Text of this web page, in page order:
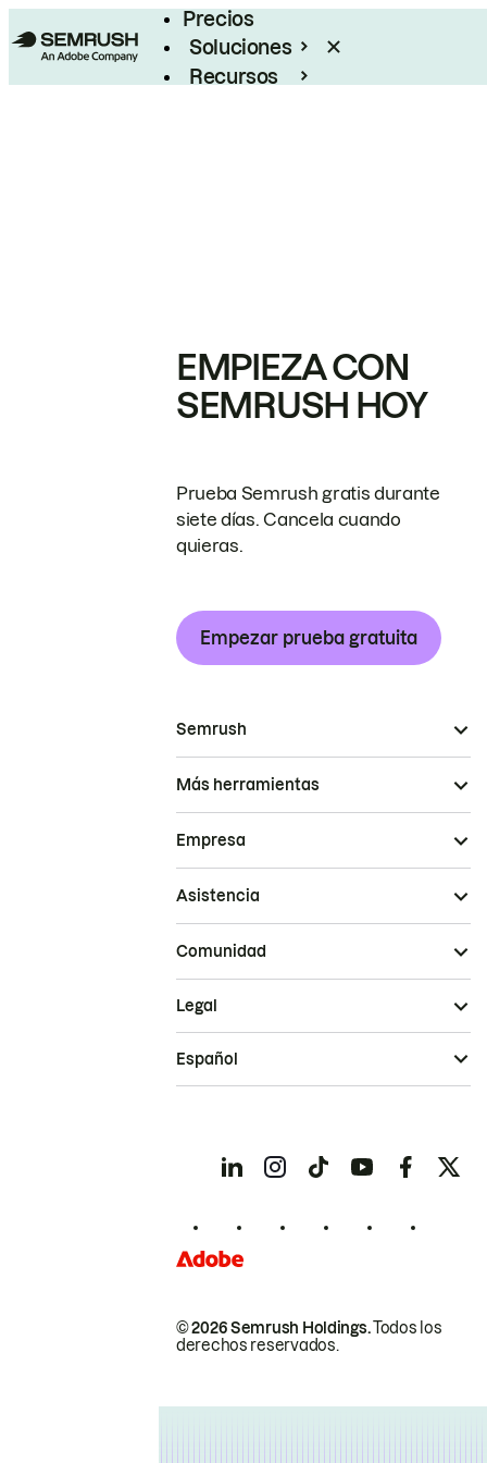
Precios
Soluciones
Recursos
EMPIEZA CON
SEMRUSH HOY
Prueba Semrush gratis durante
siete días. Cancela cuando
quieras.
Empezar prueba gratuita
Semrush
Más herramientas
Empresa
Asistencia
Comunidad
© 2026 Semrush Holdings.Todos los
derechos reservados.
Legal
Español